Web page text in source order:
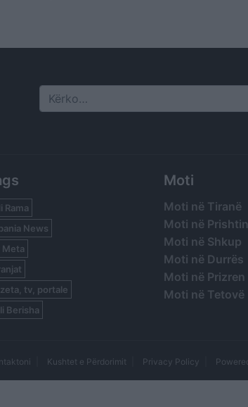
Search
Rama
News
Meta
tv, portale
Berisha
Moti
Moti në Tiranë
Moti në
Moti në Shkup
Moti në Durrës
Moti në Prizren
Moti në Tetovë
Kushtet e Përdorimit Privacy Policy